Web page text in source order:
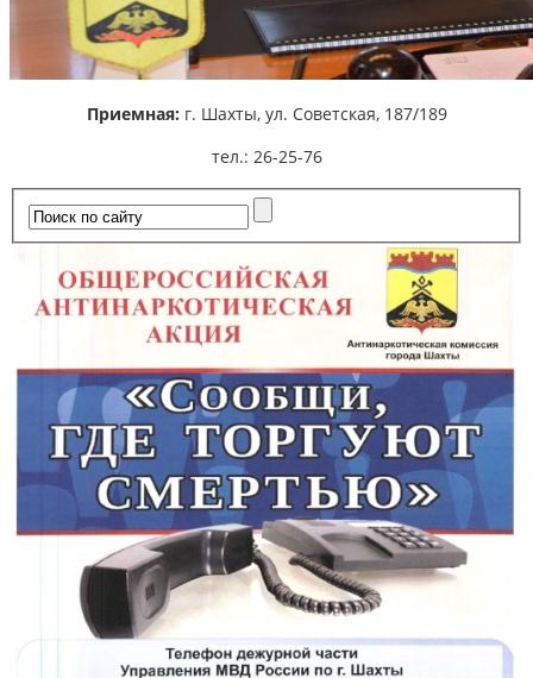
Приемная: г. Шахты, ул. Советская, 187/189
тел.: 26-25-76